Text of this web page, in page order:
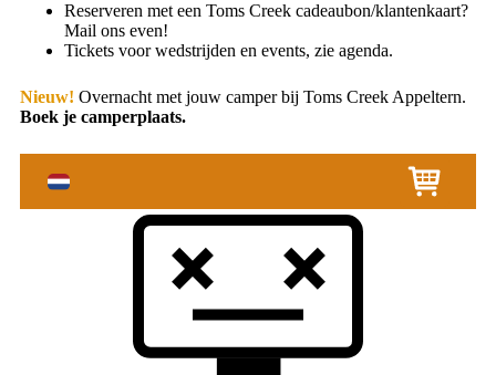
Reserveren met een Toms Creek cadeaubon/klantenkaart?
Mail ons even!
Tickets voor wedstrijden en events, zie agenda.
Nieuw! Overnacht met jouw camper bij Toms Creek Appeltern.
Boek je camperplaats.